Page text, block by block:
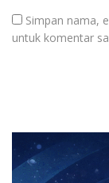
Simpan nama,
untuk komentar